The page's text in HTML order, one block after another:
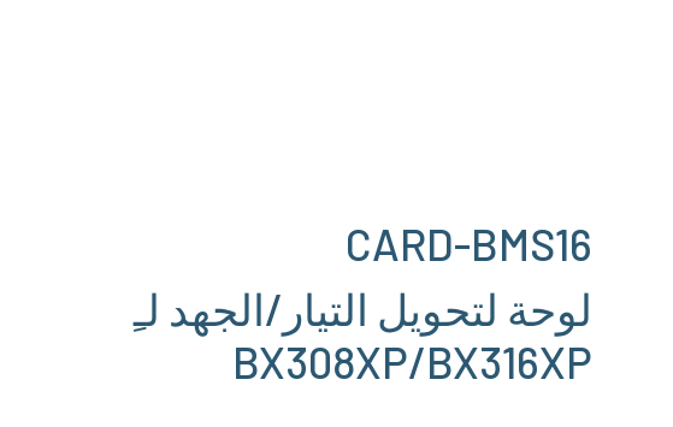
CARD-BMS16
لوحة لتحويل التيار/الجهد لـِ
BX308XP/BX316XP